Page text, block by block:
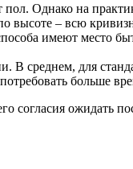
пол. Однако на
высоте – всю
имеют место
В среднем, для
больше
согласия ожидать